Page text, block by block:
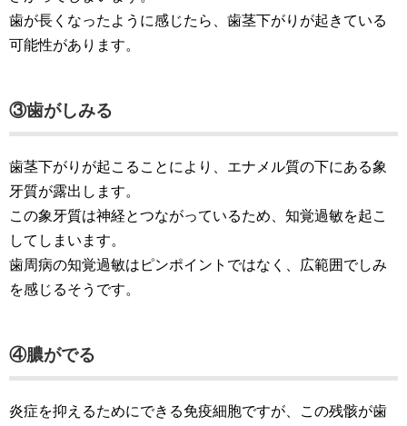
歯が長くなったように感じたら、歯茎下がりが起きている
可能性があります。
③歯がしみる
歯茎下がりが起こることにより、エナメル質の下にある象
牙質が露出します。
この象牙質は神経とつながっているため、知覚過敏を起こ
してしまいます。
歯周病の知覚過敏はピンポイントではなく、広範囲でしみ
を感じるそうです。
④膿がでる
炎症を抑えるためにできる免疫細胞ですが、この残骸が歯